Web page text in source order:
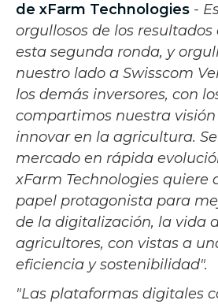
de xFarm Technologies -
orgullosos de los
esta segunda ronda, y
nuestro lado a Swisscom
los demás inversores, con
compartimos nuestra
innovar en la agricultura.
mercado en rápida
xFarm Technologies quiere
papel protagonista para
de la digitalización, la vida
agricultores, con vistas a
eficiencia y sostenibilidad".
"Las plataformas digitales